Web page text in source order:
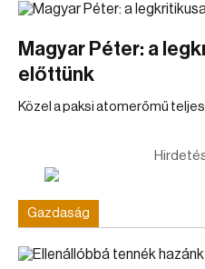
Magyar Péter: a
előttünk
Közel a paksi atomerőmű
Gazdaság